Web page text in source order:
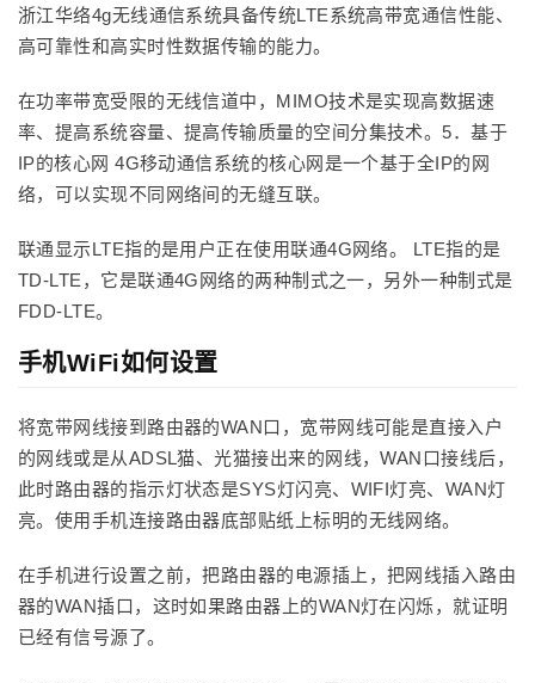
浙江华络4g无线通信系统具备传统LTE系统高带宽通信性能、
高可靠性和高实时性数据传输的能力。
在功率带宽受限的无线信道中，MIMO技术是实现高数据速
率、提高系统容量、提高传输质量的空间分集技术。5．基于
IP的核心网 4G移动通信系统的核心网是一个基于全IP的网
络，可以实现不同网络间的无缝互联。
联通显示LTE指的是用户正在使用联通4G网络。 LTE指的是
TD-LTE，它是联通4G网络的两种制式之一，另外一种制式是
FDD-LTE。
手机WiFi如何设置
将宽带网线接到路由器的WAN口，宽带网线可能是直接入户
的网线或是从ADSL猫、光猫接出来的网线，WAN口接线后，
此时路由器的指示灯状态是SYS灯闪亮、WIFI灯亮、WAN灯
亮。使用手机连接路由器底部贴纸上标明的无线网络。
在手机进行设置之前，把路由器的电源插上，把网线插入路由
器的WAN插口，这时如果路由器上的WAN灯在闪烁，就证明
已经有信号源了。